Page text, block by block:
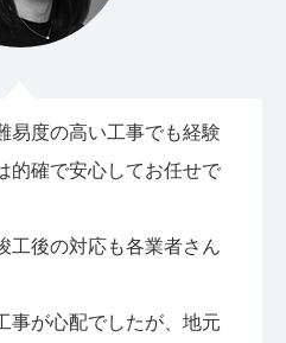
易度の高い工事でも経験
的確で安心してお任せで
工後の対応も各業者さん
事が心配でしたが、地元